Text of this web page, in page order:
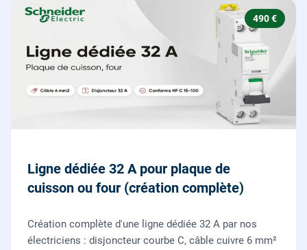
490 €
Ligne dédiée 32 A pour plaque de
cuisson ou four (création complète)
Création complète d'une ligne dédiée 32 A par nos
électriciens : disjoncteur courbe C, câble cuivre 6 mm²